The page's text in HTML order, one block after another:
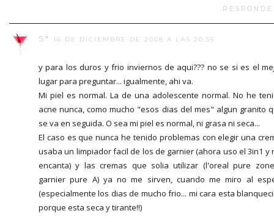
S* 16 DE DICIEMBRE DE 2008 A LAS 20:55
y para los duros y frio inviernos de aqui??? no se si es el
lugar para preguntar... igualmente, ahi va.
Mi piel es normal. La de una adolescente normal. No he
acne nunca, como mucho "esos dias del mes" algun granito
se va en seguida. O sea mi piel es normal, ni grasa ni seca...
El caso es que nunca he tenido problemas con elegir una
usaba un limpiador facil de los de garnier (ahora uso el 3in1 y
encanta) y las cremas que solia utilizar (l'oreal pure
garnier pure A) ya no me sirven, cuando me miro al
(especialmente los dias de mucho frio... mi cara esta
porque esta seca y tirante!!)